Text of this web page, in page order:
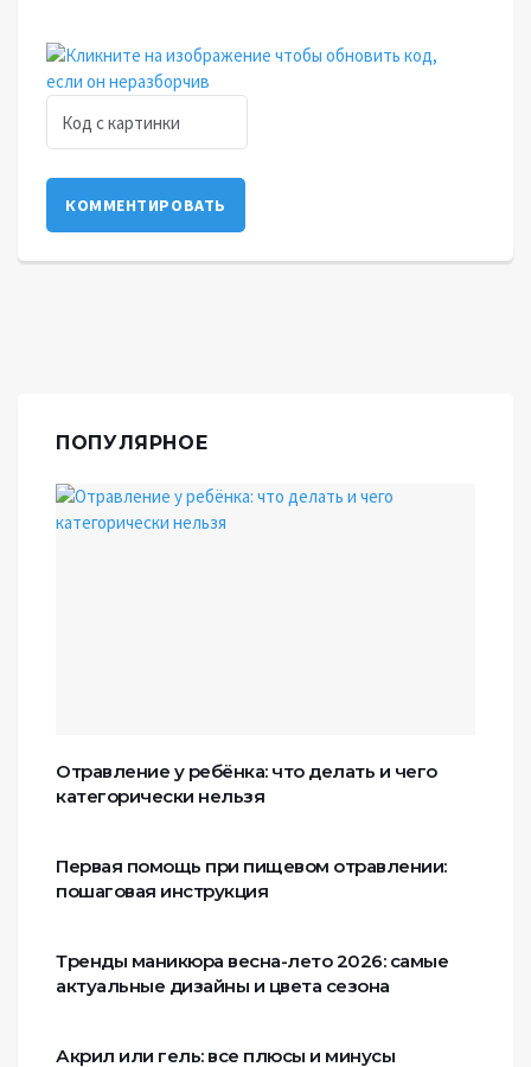
КОММЕНТИРОВАТЬ
ПОПУЛЯРНОЕ
Отравление у ребёнка: что делать и чего
категорически нельзя
Первая помощь при пищевом отравлении:
пошаговая инструкция
Тренды маникюра весна-лето 2026: самые
актуальные дизайны и цвета сезона
Акрил или гель: все плюсы и минусы